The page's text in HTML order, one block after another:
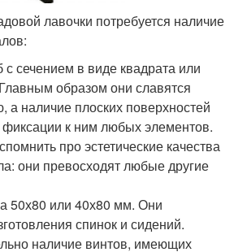
лавочки потребуется наличие
сечением в виде квадрата или
образом они славятся
а наличие плоских поверхностей
фиксации к ним любых элементов.
про эстетические качества
они превосходят любые другие
50х80 или 40х80 мм. Они
спинок и сидений.
наличие винтов, имеющих